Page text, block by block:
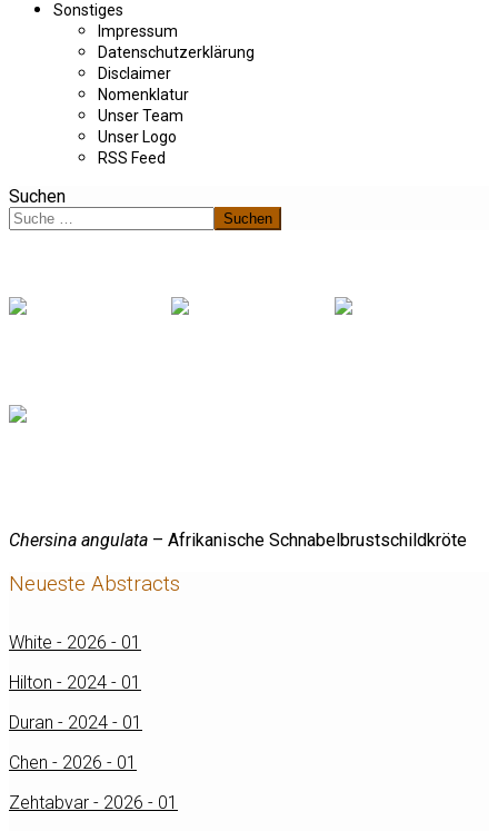
Sonstiges
Impressum
Datenschutzerklärung
Disclaimer
Nomenklatur
Unser Team
Unser Logo
RSS Feed
Suchen
Suchen
Chersina angulata – Afrikanische Schnabelbrustschildkröte
Neueste Abstracts
White - 2026 - 01
Hilton - 2024 - 01
Duran - 2024 - 01
Chen - 2026 - 01
Zehtabvar - 2026 - 01